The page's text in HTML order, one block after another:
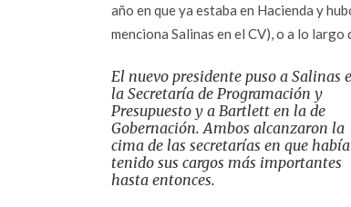
año en que ya estaba en Hacienda y
menciona Salinas en el CV), o a lo
El nuevo presidente puso a Salinas
la Secretaría de Programación y
Presupuesto y a Bartlett en la de
Gobernación. Ambos alcanzaron la
cima de las secretarías en que
tenido sus cargos más importantes
hasta entonces.